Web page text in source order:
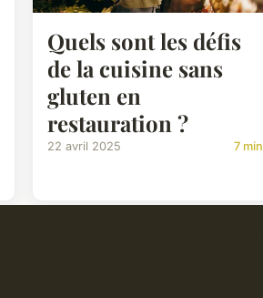
Quels sont les défis
de la cuisine sans
gluten en
restauration ?
22 avril 2025 7 min